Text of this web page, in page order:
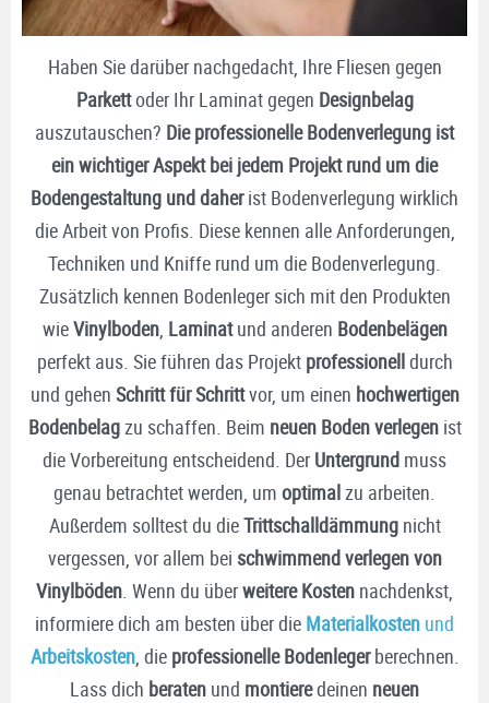
Haben Sie darüber nachgedacht, Ihre Fliesen gegen
Parkettoder Ihr Laminat gegen Designbelag
auszutauschen? Die professionelle Bodenverlegung ist
ein wichtiger Aspekt bei jedem Projekt rund um die
Bodengestaltung und daherist Bodenverlegung wirklich
die Arbeit von Profis. Diese kennen alle Anforderungen,
Techniken und Kniffe rund um die Bodenverlegung.
Zusätzlich kennen Bodenleger sich mit den Produkten
wieVinylboden, Laminatund anderen Bodenbelägen
perfekt aus. Sie führen das Projekt professionelldurch
und gehen Schritt für Schrittvor, um einen hochwertigen
Bodenbelagzu schaffen. Beim neuen Boden verlegenist
die Vorbereitung entscheidend. Der Untergrund muss
genau betrachtet werden, um optimalzu arbeiten.
Außerdem solltest du dieTrittschalldämmungnicht
vergessen, vor allem bei schwimmend verlegen von
Vinylböden . Wenn du überweitere Kosten nachdenkst,
informiere dich am besten über die Materialkosten und
Arbeitskosten, die professionelle Bodenlegerberechnen.
Lass dich beraten und montieredeinen neuen